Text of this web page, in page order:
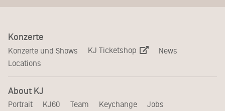
Konzerte
Konzerte und Shows KJ Ticketshop
News
Locations
About KJ
Portrait KJ60 Team Keychange Jobs